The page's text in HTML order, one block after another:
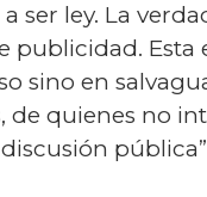
ser ley. La
publicidad. Esta
sino en
de quienes no